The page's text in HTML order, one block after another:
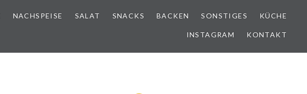
NACH­SPEI­SE SALAT SNACKS BACKEN SONSTIGES KÜCHE
INSTAGRAM KONTAKT